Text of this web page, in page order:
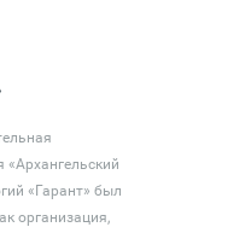
«Архангельский
«Гарант» был
организация,